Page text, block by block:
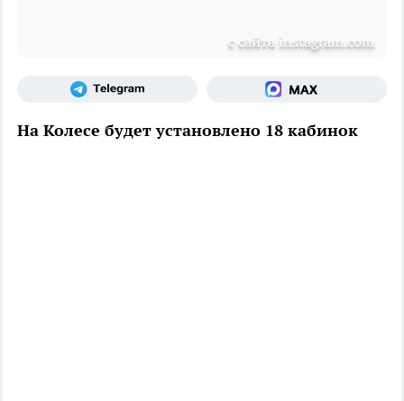
с сайта instagram.com
На Колесе будет установлено 18 кабинок